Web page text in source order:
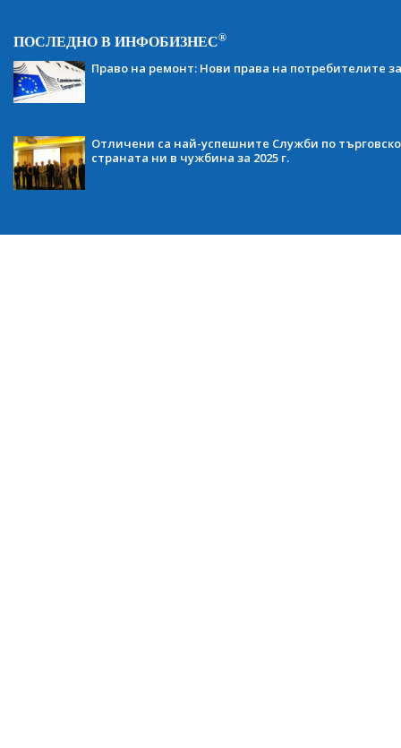
ПОСЛЕДНО В ИНФОБИЗНЕС®
Право на ремонт: Нови права на потребителите
Отличени са най-успешните Служби по
страната ни в чужбина за 2025 г.